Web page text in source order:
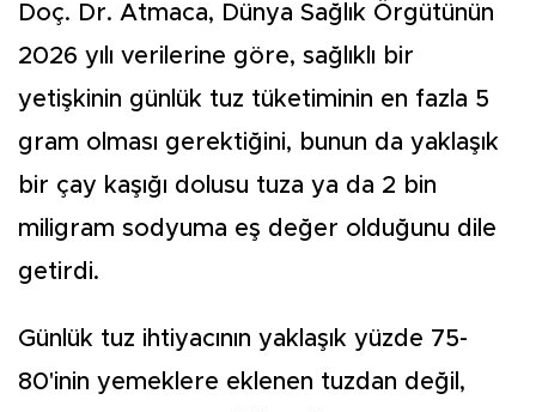
Doç. Dr. Atmaca, Dünya Sağlık Örgütünün
2026 yılı verilerine göre, sağlıklı bir
yetişkinin günlük tuz tüketiminin en fazla 5
gram olması gerektiğini, bunun da yaklaşık
bir çay kaşığı dolusu tuza ya da 2 bin
miligram sodyuma eş değer olduğunu dile
getirdi.
Günlük tuz ihtiyacının yaklaşık yüzde 75-
80'inin yemeklere eklenen tuzdan değil,